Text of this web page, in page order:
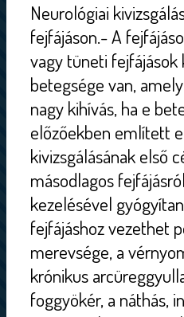
Neurológiai
fejfájáson.- A
vagy tüneti
betegsége van,
nagy kihívás, ha e
előzőekben említett
kivizsgálásának első
másodlagos
kezelésével
fejfájáshoz vezethet
merevsége, a
krónikus
foggyökér, a náthás,